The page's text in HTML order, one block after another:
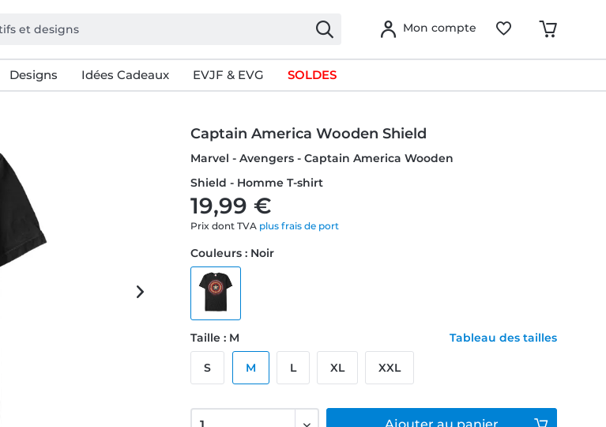
Mon compte
Designs Idées Cadeaux EVJF & EVG SOLDES
Captain America Wooden Shield
Marvel - Avengers - Captain America Wooden
Shield - Homme T-shirt
19,99 €
Prix dont TVA plus frais de port
Couleurs : Noir
Taille : M Tableau des tailles
S M L XL XXL